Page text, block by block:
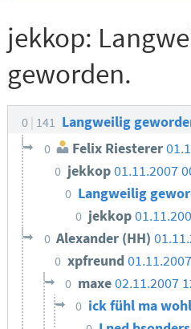
jekkop:
geworden.
0 141 Langweilig
0 Felix Riesterer
0 jekkop01.11.2007
0 Langweilig
0 jekkop
0 Alexander (HH)
0 xpfreund
0 maxe02.11.2007
0 ick fühl ma